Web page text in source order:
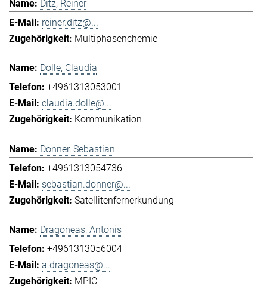
Ditz, Reiner
reiner.ditz@...
Multiphasenchemie
Dolle, Claudia
+4961313053001
claudia.dolle@...
Kommunikation
Donner, Sebastian
+4961313054736
sebastian.donner@...
Satellitenfernerkundung
Dragoneas, Antonis
+4961313056004
a.dragoneas@...
MPIC